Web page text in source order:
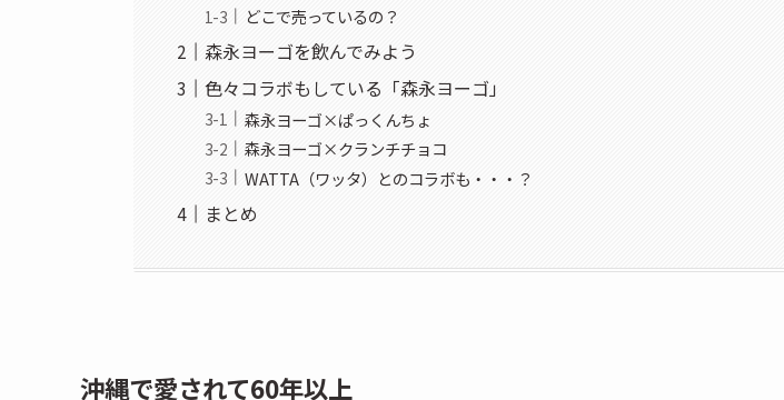
どこで売っているの？
森永ヨーゴを飲んでみよう
色々コラボもしている「森永ヨーゴ」
森永ヨーゴ×ぱっくんちょ
森永ヨーゴ×クランチチョコ
WATTA（ワッタ）とのコラボも・・・？
まとめ
沖縄で愛されて60年以上